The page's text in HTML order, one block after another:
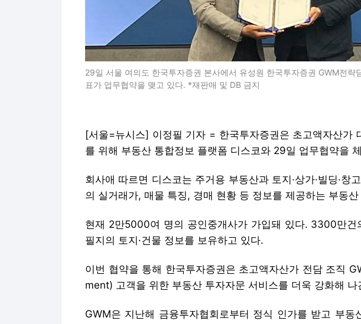
29일 서울 여의도 한국투자증권 본사에서 유성원 한국투자증권 GWM전략
표가 업무협약을 맺고 있다. *재판매 및 DB 금지
[서울=뉴시스] 이정필 기자 = 한국투자증권은 초고액자산가
를 위해 부동산 통합정보 플랫폼 디스코와 29일 업무협약을
회사애 따르면 디스코는 주거용 부동산과 토지·상가·빌딩·창
의 실거래가, 매물 특징, 경매 현황 등 정보를 제공하는 부동
현재 2만5000여 명의 공인중개사가 가입돼 있다. 3300만
필지의 토지·건물 정보를 보유하고 있다.
이번 협약을 통해 한국투자증권은 초고액자산가 전담 조직
ment) 고객을 위한 부동산 투자자문 서비스를 더욱 강화해 나
GWM은 지난해 금융투자협회로부터 정식 인가를 받고 부동